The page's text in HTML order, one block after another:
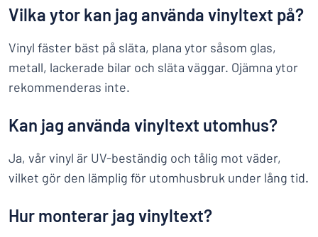
Vilka ytor kan jag använda vinyltext på?
Vinyl fäster bäst på släta, plana ytor såsom glas,
metall, lackerade bilar och släta väggar. Ojämna ytor
rekommenderas inte.
Kan jag använda vinyltext utomhus?
Ja, vår vinyl är UV-beständig och tålig mot väder,
vilket gör den lämplig för utomhusbruk under lång tid.
Hur monterar jag vinyltext?